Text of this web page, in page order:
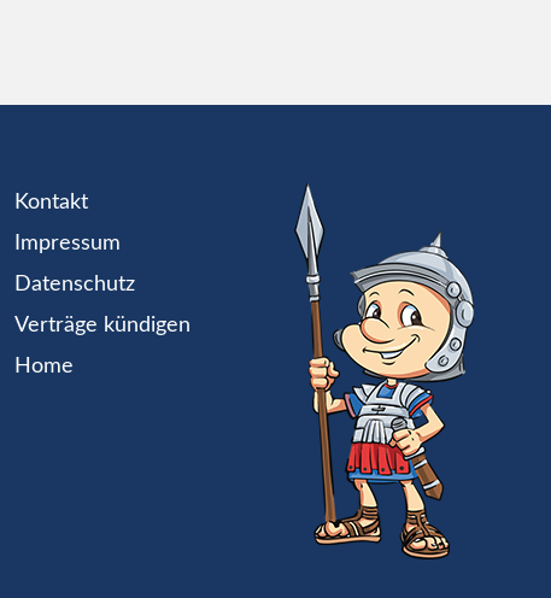
Kontakt
Impressum
Datenschutz
Verträge kündigen
Home